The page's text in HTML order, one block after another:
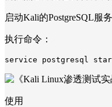
启动Kali的PostgreSQL服务
执行命令：
使用